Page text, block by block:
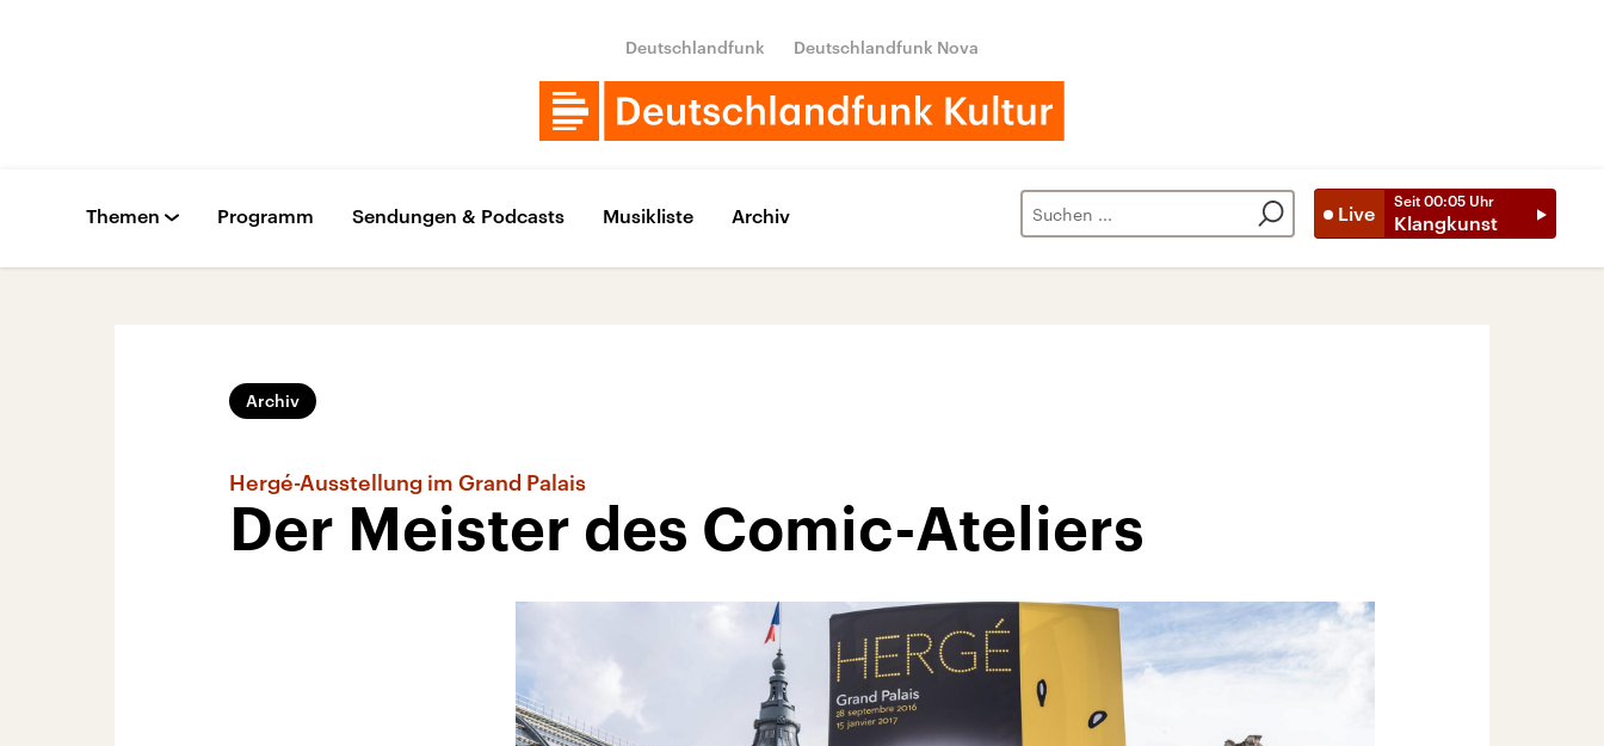
Deutschlandfunk Deutschlandfunk Nova
Live
Seit 00:05 Uhr
Klangkunst
Themen Programm Sendungen & Podcasts Musikliste Archiv
Archiv
Hergé-Ausstellung im Grand Palais
Der Meister des Comic-Ateliers